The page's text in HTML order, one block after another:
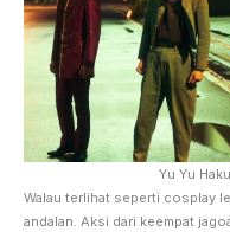
Yu Yu
Walau terlihat seperti cosplay
andalan. Aksi dari keempat